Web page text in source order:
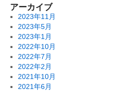
アーカイブ
2023年11月
2023年5月
2023年1月
2022年10月
2022年7月
2022年2月
2021年10月
2021年6月